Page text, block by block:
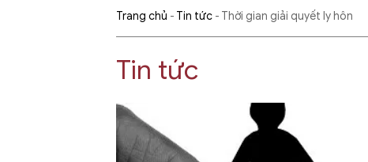
Trang chủ - Tin tức - Thời gian giải quyết ly hôn
Tin tức